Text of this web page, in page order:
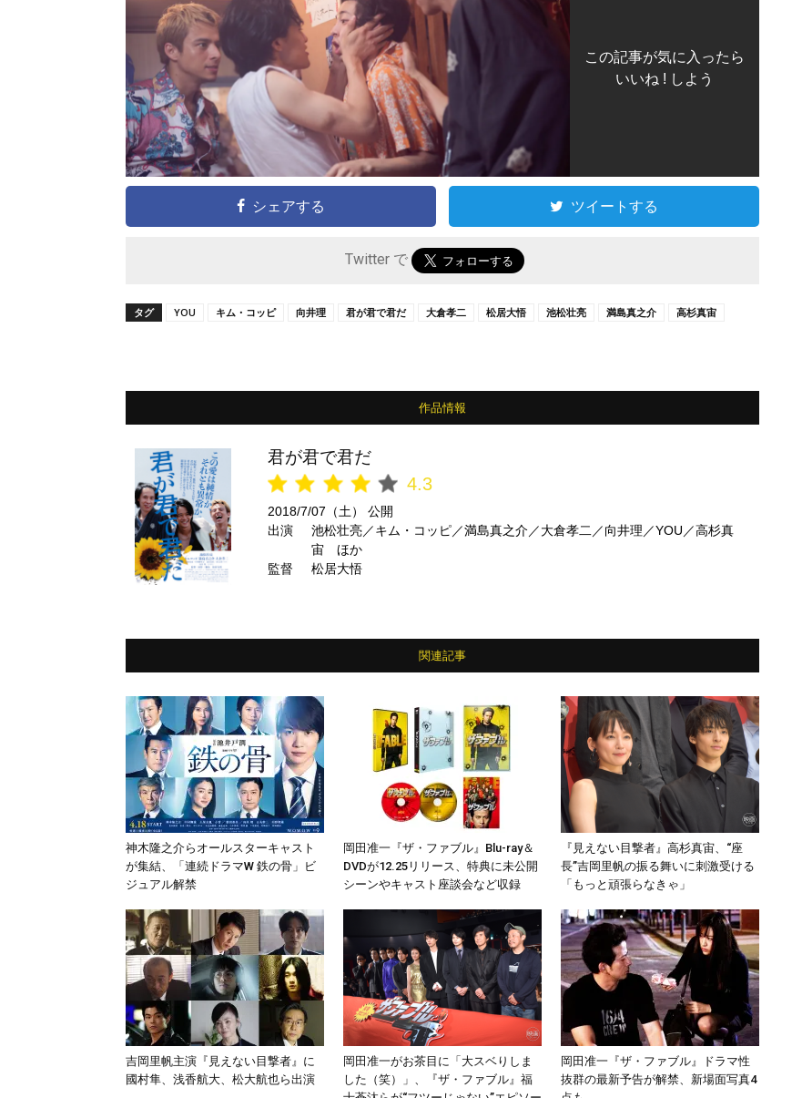
この記事が気に入ったら
いいね ! しよう
シェアする ツイートする
Twitter で
タグ YOU キム・コッピ 向井理 君が君で君だ 大倉孝二 松居大悟 池松壮亮 満島真之介 高杉真宙
作品情報
君が君で君だ
4.3
2018/7/07（土） 公開
出演
池松壮亮／キム・コッピ／満島真之介／大倉孝二／向井理／YOU／高杉真
宙 ほか
監督
松居大悟
関連記事
神木隆之介らオールスターキャスト
が集結、「連続ドラマW 鉄の骨」ビ
ジュアル解禁
岡田准一『ザ・ファブル』Blu-ray＆
DVDが12.25リリース、特典に未公開
シーンやキャスト座談会など収録
『見えない目撃者』高杉真宙、“座
長”吉岡里帆の振る舞いに刺激受ける
「もっと頑張らなきゃ」
吉岡里帆主演『見えない目撃者』に
國村隼、浅香航大、松大航也ら出演
岡田准一がお茶目に「大スベりしま
した（笑）」、『ザ・ファブル』福
岡田准一『ザ・ファブル』ドラマ性
抜群の最新予告が解禁、新場面写真4